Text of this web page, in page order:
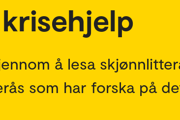
å lesa
som har forska på